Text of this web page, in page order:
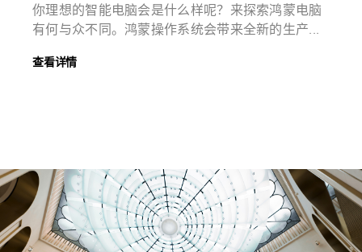
你理想的智能电脑会是什么样呢？来探索鸿蒙电脑
有何与众不同。鸿蒙操作系统会带来全新的生产...
查看详情